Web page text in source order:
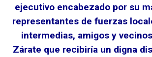
ejecutivo encabezado por su
representantes de fuerzas
intermedias, amigos y
Zárate que recibiría un digna